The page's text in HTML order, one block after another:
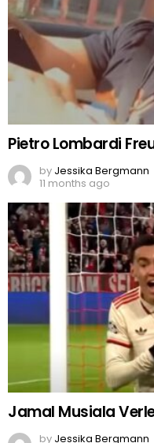
Pietro Lombardi
by Jessika Bergmann
11 months ago
Jamal Musiala
by Jessika Bergmann